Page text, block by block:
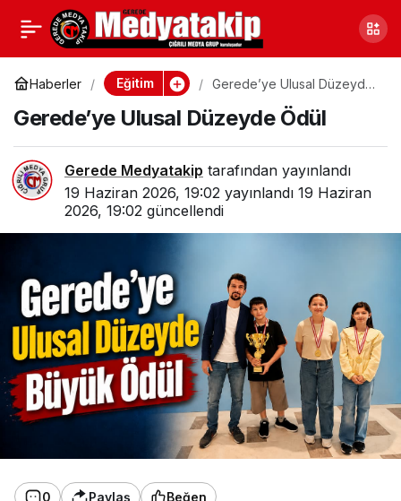
Haberler Eğitim
Gerede’ye Ulusal Düzeyde
Gerede’ye Ulusal Düzeyde Ödül
Gerede Medyatakip tarafından yayınlandı
19 Haziran 2026, 19:02 yayınlandı 19 Haziran
2026, 19:02 güncellendi
0 Paylaş Beğen
Gerede’de Vefat
Edenler (19 Haziran
2026 Cuma)
Paylaş